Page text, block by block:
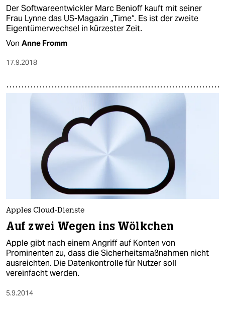
Der Softwareentwickler Marc Benioff kauft mit seiner
Frau Lynne das US-Magazin „Time“. Es ist der zweite
Eigentümerwechsel in kürzester Zeit.
Von Anne Fromm
17.9.2018
Apples Cloud-Dienste
Auf zwei Wegen ins Wölkchen
Apple gibt nach einem Angriff auf Konten von
Prominenten zu, dass die Sicherheitsmaßnahmen nicht
ausreichten. Die Datenkontrolle für Nutzer soll
vereinfacht werden.
5.9.2014